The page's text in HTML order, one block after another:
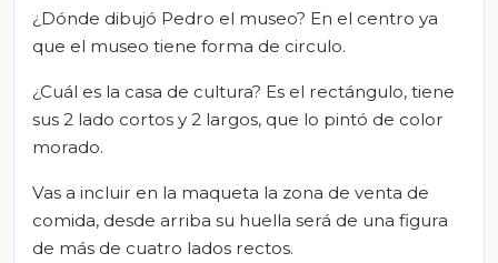
¿Dónde dibujó Pedro el museo? En el centro ya
que el museo tiene forma de circulo.
¿Cuál es la casa de cultura? Es el rectángulo, tiene
sus 2 lado cortos y 2 largos, que lo pintó de color
morado.
Vas a incluir en la maqueta la zona de venta de
comida, desde arriba su huella será de una figura
de más de cuatro lados rectos.